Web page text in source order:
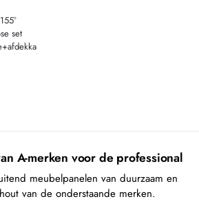
set
A-merken voor de professional
meubelpanelen van duurzaam en
van de onderstaande merken.